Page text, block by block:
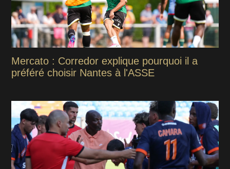
Mercato : Corredor explique pourquoi il a
préféré choisir Nantes à l'ASSE